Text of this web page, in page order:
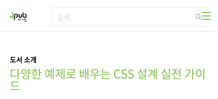
도서 소개
다양한 예제로 배우는 CSS 설계 실전 가이
드